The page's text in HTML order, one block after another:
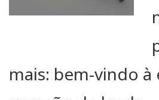
mais: bem-vindo à